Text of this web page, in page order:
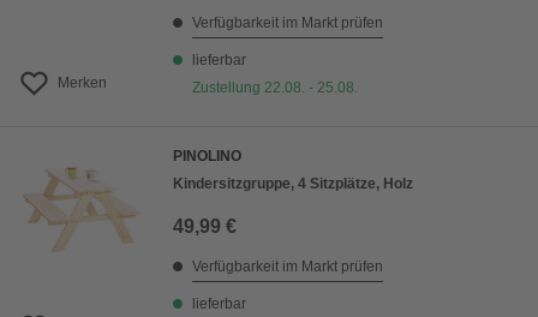
Merken
Verfügbarkeit im Markt prüfen
lieferbar
Zustellung 22.08. - 25.08.
PINOLINO
Kindersitzgruppe, 4 Sitzplätze, Holz
49,99 €
Verfügbarkeit im Markt prüfen
lieferbar